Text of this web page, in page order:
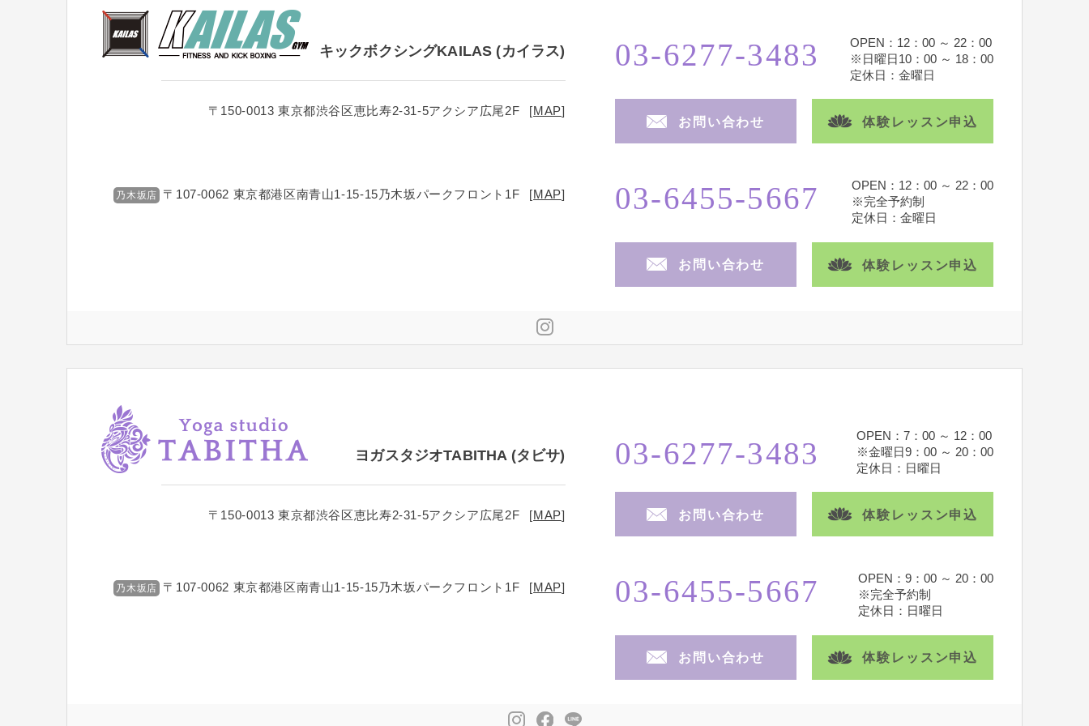
キックボクシングKAILAS (カイラス)
〒150-0013 東京都渋谷区恵比寿2-31-5アクシア広尾2F [MAP]
03-6277-3483
OPEN：12：00 ～ 22：00
※日曜日10：00 ～ 18：00
定休日：金曜日
お問い合わせ 体験レッスン申込
乃木坂店 〒107-0062 東京都港区南青山1-15-15乃木坂パークフロント1F [MAP] 03-6455-5667
OPEN：12：00 ～ 22：00
※完全予約制
定休日：金曜日
お問い合わせ 体験レッスン申込
ヨガスタジオTABITHA (タビサ)
〒150-0013 東京都渋谷区恵比寿2-31-5アクシア広尾2F [MAP]
03-6277-3483
OPEN：7：00 ～ 12：00
※金曜日9：00 ～ 20：00
定休日：日曜日
お問い合わせ 体験レッスン申込
乃木坂店 〒107-0062 東京都港区南青山1-15-15乃木坂パークフロント1F [MAP] 03-6455-5667
OPEN：9：00 ～ 20：00
※完全予約制
定休日：日曜日
お問い合わせ 体験レッスン申込